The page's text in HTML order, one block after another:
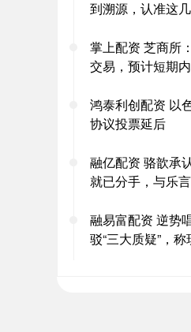
到溯源，认准这
掌上配资 芝商所
交易，预计短期
鸿泰利创配资 以
协议投票延后
融亿配资 骆歆承
就已分手，与乐
融易富配资 逆势
驳“三大质疑”，